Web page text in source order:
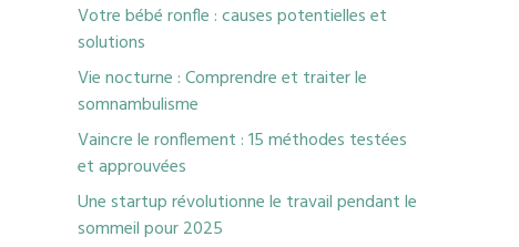
Votre bébé ronfle : causes potentielles et
solutions
Vie nocturne : Comprendre et traiter le
somnambulisme
Vaincre le ronflement : 15 méthodes testées
et approuvées
Une startup révolutionne le travail pendant le
sommeil pour 2025